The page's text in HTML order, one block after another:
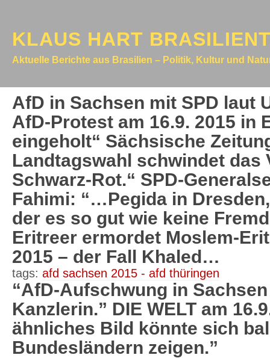
KLAUS HART
Aktuelle Berichte aus Brasilien – Politik, Kultur und
AfD in Sachsen mit SPD laut
AfD-Protest am 16.9. 2015 in
eingeholt“ Sächsische
Landtagswahl schwindet das
Schwarz-Rot.“ SPD-
Fahimi: “…Pegida in
der es so gut wie keine
Eritreer ermordet Moslem-
2015 – der Fall Khaled…
tags: afd sachsen 2015 - afd thüringen
“AfD-Aufschwung in
Kanzlerin.” DIE WELT am
ähnliches Bild könnte sich
Bundesländern zeigen.”